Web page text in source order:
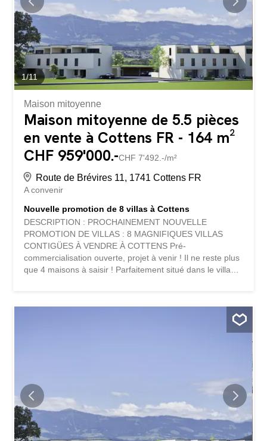
modèle de typologie vous donnera de nombreuses
possibilités d'aménager les espaces. Par exemple, équipé
la chambre du dernier étage avec...
1/11
Maison mitoyenne
Maison mitoyenne de 5.5 pièces
en vente à Cottens FR - 164 m²
CHF 959'000.-CHF 7'492.-/m²
Route de Brévires 11, 1741 Cottens FR
A convenir
Nouvelle promotion de 8 villas à Cottens
DESCRIPTION : PROCHAINEMENT NOUVELLE
PROMOTION DE VILLAS : 8 MAGNIFIQUES VILLAS
CONTIGÜES À VENDRE À COTTENS Pré-
commercialisation ouverte, projet à venir ! Il ne reste plus
que 4 maisons à saisir ! Parfaitement situé dans le village
d'un cadre de vie exceptionnel pour la région, à proximité
directe de toutes les commodités. Ce beau projet de vie
vous apporteront tout le confort nécessaire. Le choix du
modèle de typologie vous donnera de nombreuses
possibilités d'aménager les espaces. Par exemple, équipé
la chambre du dernier étage avec...